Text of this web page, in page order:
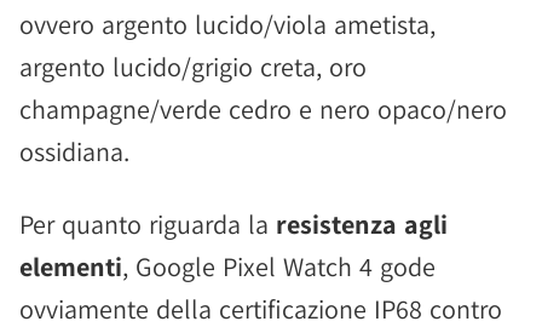
ovvero argento lucido/viola ametista,
argento lucido/grigio creta, oro
champagne/verde cedro e nero opaco/nero
ossidiana.
Per quanto riguarda la resistenza agli
elementi, Google Pixel Watch 4 gode
ovviamente della certificazione IP68 contro